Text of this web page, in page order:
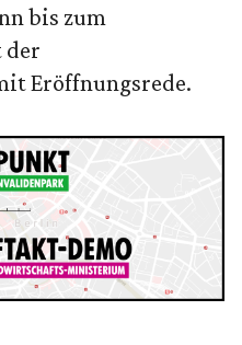
bis zum
der
Eröffnungsrede.